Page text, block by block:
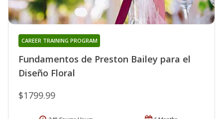
Fundamentos de Preston Bailey para el
Diseño Floral
CAREER TRAINING PROGRAM
$1799.99